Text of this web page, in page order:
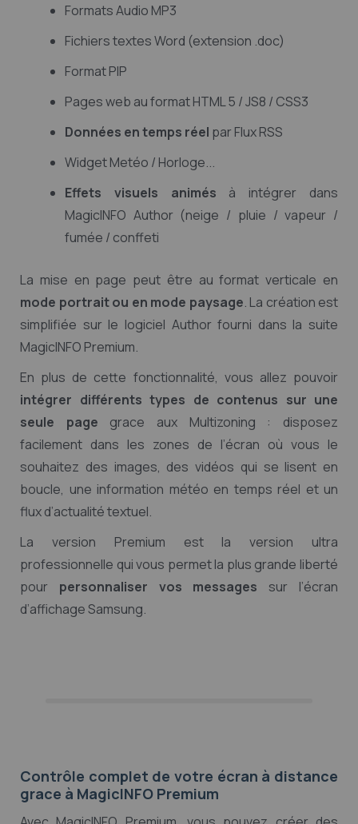
Formats Audio MP3
Fichiers textes Word (extension .doc)
Format PIP
Pages web au format HTML 5 / JS8 / CSS3
Données en temps réel par Flux RSS
Widget Metéo / Horloge...
Effets visuels animés à intégrer dans
MagicINFO Author (neige / pluie / vapeur /
fumée / conffeti
La mise en page peut être au format verticale en
mode portrait ou en mode paysage. La création est
simplifiée sur le logiciel Author fourni dans la suite
MagicINFO Premium.
En plus de cette fonctionnalité, vous allez pouvoir
intégrer différents types de contenus sur une
seule page grace aux Multizoning : disposez
facilement dans les zones de l’écran où vous le
souhaitez des images, des vidéos qui se lisent en
boucle, une information météo en temps réel et un
flux d’actualité textuel.
La version Premium est la version ultra
professionnelle qui vous permet la plus grande liberté
pour personnaliser vos messages sur l’écran
d’affichage Samsung.
Contrôle complet de votre écran à distance
grace à MagicINFO Premium